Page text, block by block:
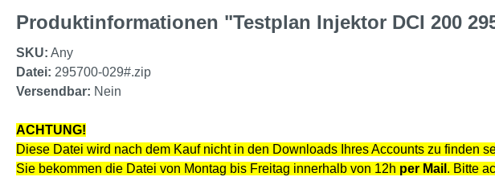
Produktinformationen "Testplan Injektor DCI 200
SKU: Any
Datei: 295700-029#.zip
Versendbar: Nein
ACHTUNG!
Diese Datei wird nach dem Kauf nicht in den Downloads Ihres Accounts zu finden
Sie bekommen die Datei von Montag bis Freitag innerhalb von 12h per Mail . Bitte